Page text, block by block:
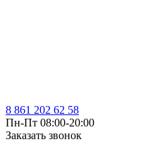
8 861 202 62 58
Пн-Пт 08:00-20:00
Заказать звонок